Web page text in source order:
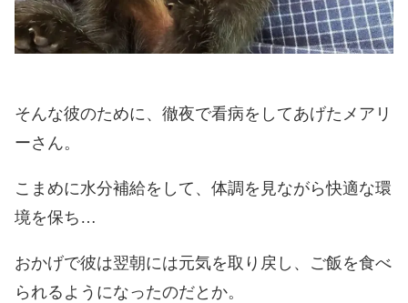
そんな彼のために、徹夜で看病をしてあげたメアリ
ーさん。
こまめに水分補給をして、体調を見ながら快適な環
境を保ち…
おかげで彼は翌朝には元気を取り戻し、ご飯を食べ
られるようになったのだとか。